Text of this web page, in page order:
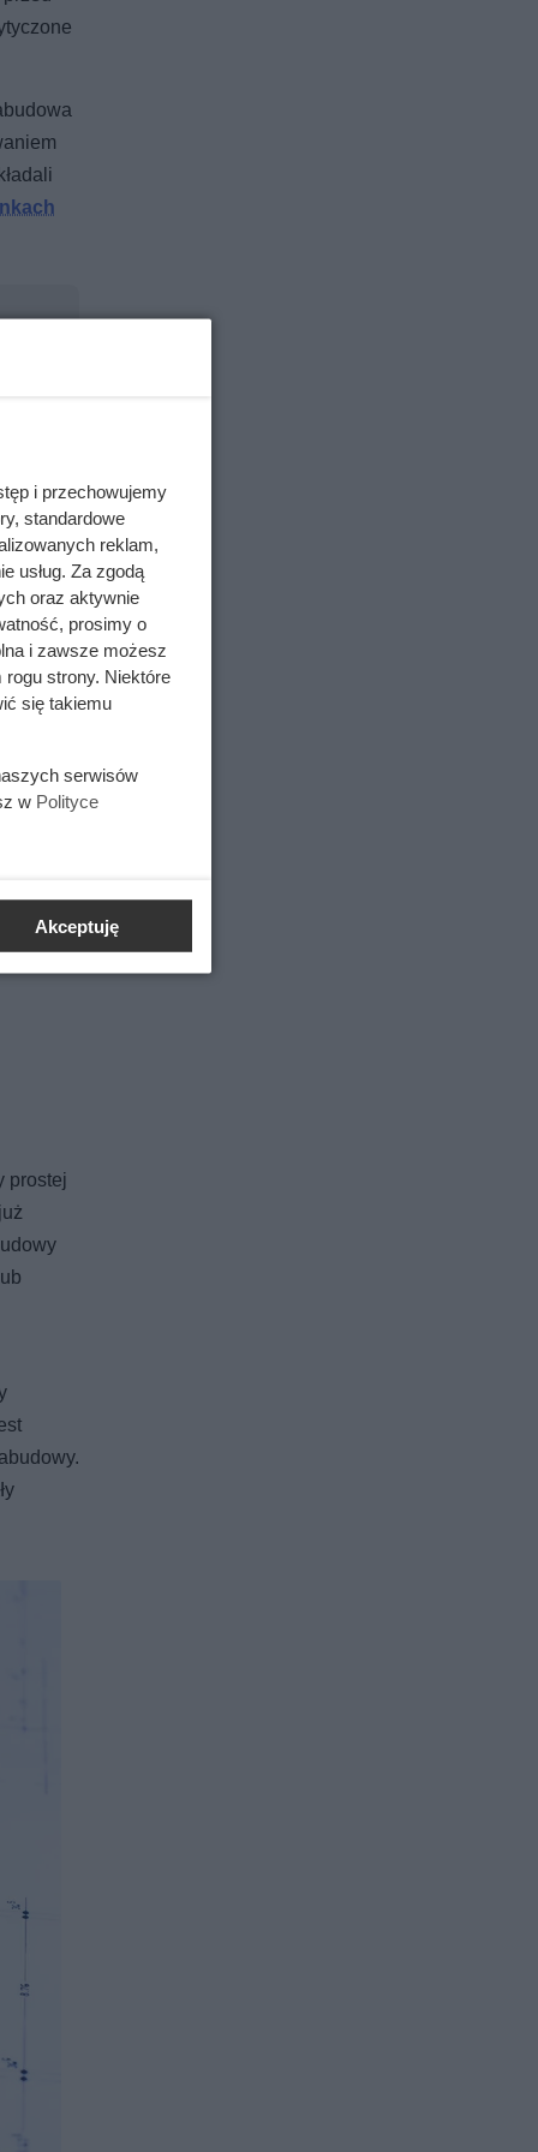
prostej
i przechowujemy
standardowe
reklam,
usług. Za zgodą
oraz aktywnie
prosimy o
i zawsze możesz
strony. Niektóre
się takiemu
serwisów
w Polityce
Akceptuję